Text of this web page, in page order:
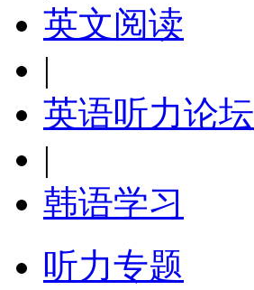
英文阅读
|
英语听力论坛
|
韩语学习
听力专题